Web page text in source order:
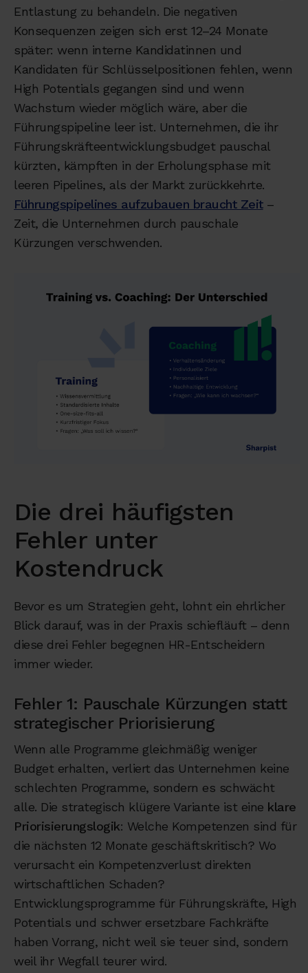
Entlastung zu behandeln. Die negativen
Konsequenzen zeigen sich erst 12–24 Monate
später: wenn interne Kandidatinnen und
Kandidaten für Schlüsselpositionen fehlen, wenn
High Potentials gegangen sind und wenn
Wachstum wieder möglich wäre, aber die
Führungspipeline leer ist. Unternehmen, die ihr
Führungskräfteentwicklungsbudget pauschal
kürzten, kämpften in der Erholungsphase mit
leeren Pipelines, als der Markt zurückkehrte.
Führungspipelines aufzubauen braucht Zeit –
Zeit, die Unternehmen durch pauschale
Kürzungen verschwenden.
Die drei häufigsten
Fehler unter
Kostendruck
Bevor es um Strategien geht, lohnt ein ehrlicher
Blick darauf, was in der Praxis schiefläuft – denn
diese drei Fehler begegnen HR-Entscheidern
immer wieder.
Fehler 1: Pauschale Kürzungen statt
strategischer Priorisierung
Wenn alle Programme gleichmäßig weniger
Budget erhalten, verliert das Unternehmen keine
schlechten Programme, sondern es schwächt
alle. Die strategisch klügere Variante ist eine klare
Priorisierungslogik: Welche Kompetenzen sind für
die nächsten 12 Monate geschäftskritisch? Wo
verursacht ein Kompetenzverlust direkten
wirtschaftlichen Schaden?
Entwicklungsprogramme für Führungskräfte, High
Potentials und schwer ersetzbare Fachkräfte
haben Vorrang, nicht weil sie teuer sind, sondern
weil ihr Wegfall teurer wird.